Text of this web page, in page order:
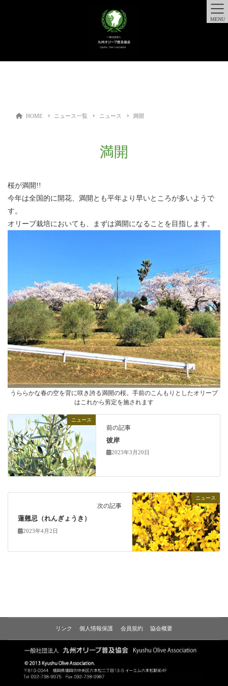
HOME ニュース一覧 ニュース 満開
満開
桜が満開!!
今年は全国的に開花、満開とも平年より早いところが多いようで
す。
オリーブ栽培においても、まずは満開になることを目指します。
うららかな春の空を背に咲き誇る満開の桜。手前のこんもりとしたオリーブ
はこれから剪定を施されます
ニュース
前の記事
彼岸
2023年3月20日
ニュース
次の記事
蓮翹忌（れんぎょうき）
2023年4月2日
リンク 個人情報保護 会員規約 協会概要
MENU